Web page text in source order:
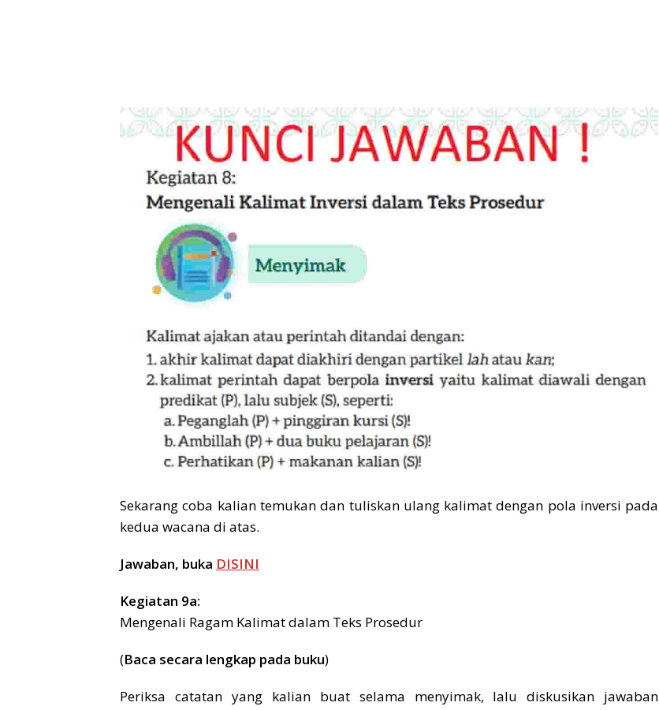
Sekarang coba kalian temukan dan tuliskan ulang kalimat dengan pola inversi pada
kedua wacana di atas.
Jawaban, buka DISINI
Kegiatan 9a:
Mengenali Ragam Kalimat dalam Teks Prosedur
(Baca secara lengkap pada buku)
Periksa catatan yang kalian buat selama menyimak, lalu diskusikan jawaban